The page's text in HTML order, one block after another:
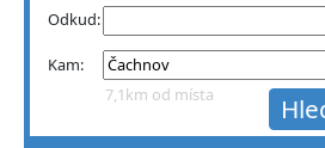
Odkud:
Kam:
7,1km od místa